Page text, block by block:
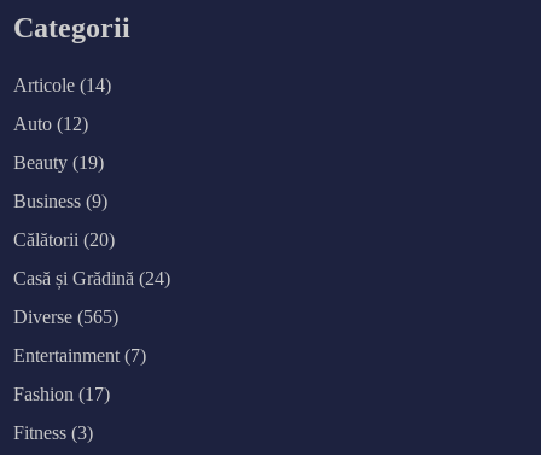
Categorii
Articole (14)
Auto (12)
Beauty (19)
Business (9)
Călătorii (20)
Casă și Grădină (24)
Diverse (565)
Entertainment (7)
Fashion (17)
Fitness (3)